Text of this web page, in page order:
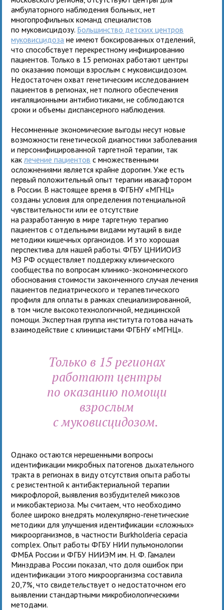
амбулаторного наблюдения больных, нет
многопрофильных команд специалистов
по муковисцидозу. Большинство детских центров
муковисцидоза не имеют боксированных отделений,
что способствует перекрестному инфицированию
пациентов. Только в 15 регионах работают центры
по оказанию помощи взрослым с муковисцидозом.
Недостаточен охват генетическим исследованием
пациентов в регионах, нет полного обеспечения
ингаляционными антибиотиками, не соблюдаются
сроки и объемы диспансерного наблюдения.
Несомненные экономические выгоды несут новые
возможности генетической диагностики заболевания
и персонифицированной таргетной терапии, так
каклечение пациентов с множественными
осложнениями является крайне дорогим. Уже есть
первый положительный опыт терапии ивакафтором
в России. В настоящее время в ФГБНУ «МГНЦ»
созданы условия для определения потенциальной
чувствительности или ее отсутствие
на разработанную в мире таргетную терапию
пациентов с отдельными видами мутаций в виде
методики кишечных органоидов. И это хорошая
перспектива для нашей работы. ФГБУ ЦНИИОИЗ
МЗ РФ осуществляет поддержку клинического
сообщества по вопросам клинико-экономического
обоснования стоимости законченного случая лечения
пациентов педиатрического и терапевтического
профиля для оплаты в рамках специализированной,
в том числе высокотехнологичной, медицинской
помощи. Экспертная группа института готова начать
взаимодействие с клиницистами ФГБНУ «МГНЦ».
Только в 15 регионах
работают центры
по оказанию помощи
взрослым
с муковисцидозом.
Однако остаются нерешенными вопросы
идентификации микробных патогенов дыхательного
тракта в регионах в виду отсутствия опыта работы
с резистентной к антибактериальной терапии
микрофлорой, выявления возбудителей микозов
и микобактериоза. Мы считаем, что необходимо
более широко внедрять молекулярно-генетические
методики для улучшения идентификации «сложных»
микроорганизмов, в частности Burkholderia cepacia
complex. Опыт работы ФГБУ НИИ пульмонологии
ФМБА России и ФГБУ НИИЭМ им. Н. Ф. Гамалеи
Минздрава России показал, что доля ошибок при
идентификации этого микроорганизма составила
20,7%, что свидетельствует о недостаточном его
выявлении стандартными микробиологическими
методами.